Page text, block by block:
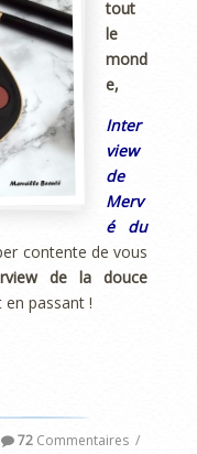
tout
le
mond
e,
Inter
view
de
Merv
é du
contente de vous
de la douce
en passant !
72Commentaires /